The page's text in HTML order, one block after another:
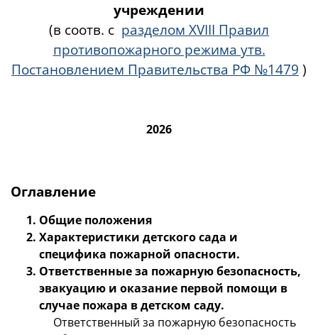
учреждении
(в соотв. с разделом XVIII Правил
противопожарного режима утв.
Постановлением Правительства РФ №1479 )
2026
Оглавление
Общие положения
Характеристики детского сада и
специфика пожарной опасности.
Ответственные за пожарную безопасность,
эвакуацию и оказание первой помощи в
случае пожара в детском саду.
Ответственный за пожарную безопасность